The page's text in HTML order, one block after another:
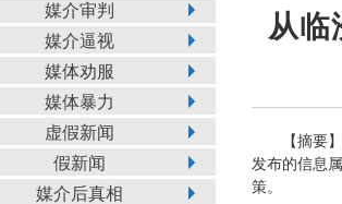
媒介审判
媒介逼视
媒体劝服
媒体暴力
虚假新闻
假新闻
媒介后真相
从临
【摘要
发布的信息
策。